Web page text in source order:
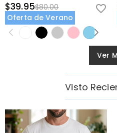
$39.95$80.00
Oferta de Verano
Ver
Visto